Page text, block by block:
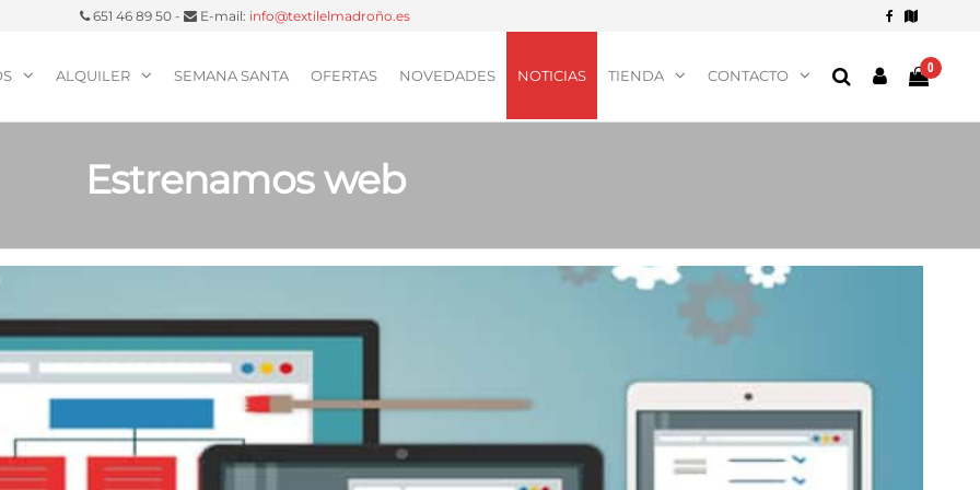
651 46 89 50 - E-mail: info@textilelmadroño.es
0
ALQUILER SEMANA SANTA OFERTAS NOVEDADES NOTICIAS TIENDA CONTACTO
Estrenamos web